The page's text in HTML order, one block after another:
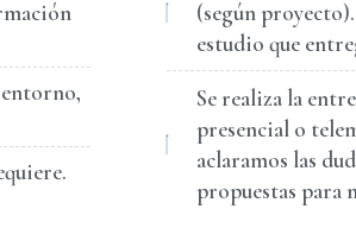
(según
estudio que
Se realiza la
presencial o
aclaramos las
propuestas para